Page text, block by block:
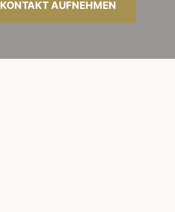
KONTAKT AUFNEHMEN